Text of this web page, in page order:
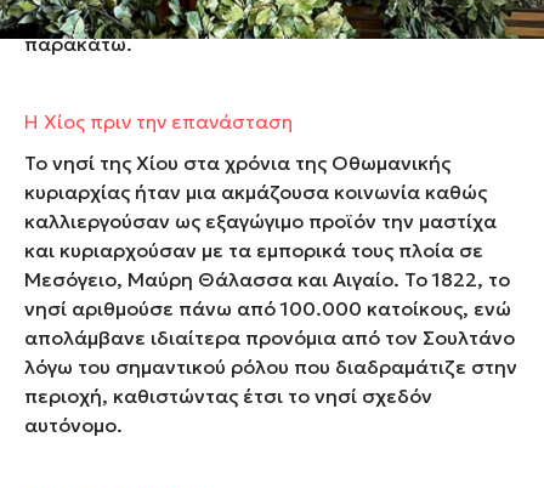
έχει αυτή την τραγική κατάληξη, θα δούμε αμέσως
παρακάτω.
Η Χίος πριν την επανάσταση
Το νησί της Χίου στα χρόνια της Οθωμανικής
κυριαρχίας ήταν μια ακμάζουσα κοινωνία καθώς
καλλιεργούσαν ως εξαγώγιμο προϊόν την μαστίχα
και κυριαρχούσαν με τα εμπορικά τους πλοία σε
Μεσόγειο, Μαύρη Θάλασσα και Αιγαίο. Το 1822, το
νησί αριθμούσε πάνω από 100.000 κατοίκους, ενώ
απολάμβανε ιδιαίτερα προνόμια από τον Σουλτάνο
λόγω του σημαντικού ρόλου που διαδραμάτιζε στην
περιοχή, καθιστώντας έτσι το νησί σχεδόν
αυτόνομο.